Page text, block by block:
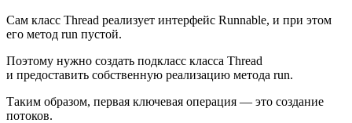
Сам класс Thread реализует интерфейс Runnable, и при этом
его метод run пустой.
Поэтому нужно создать подкласс класса Thread
и предоставить собственную реализацию метода run.
Таким образом, первая ключевая операция — это создание
потоков.